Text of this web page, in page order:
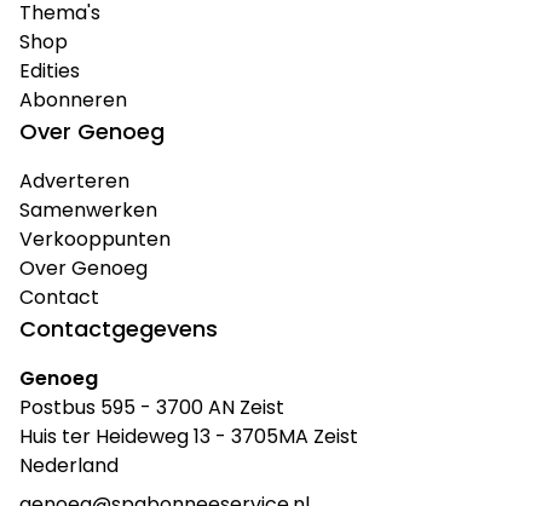
Thema's
Shop
Edities
Abonneren
Over Genoeg
Adverteren
Samenwerken
Verkooppunten
Over Genoeg
Contact
Contactgegevens
Genoeg
Postbus 595 - 3700 AN Zeist
Huis ter Heideweg 13 - 3705MA Zeist
Nederland